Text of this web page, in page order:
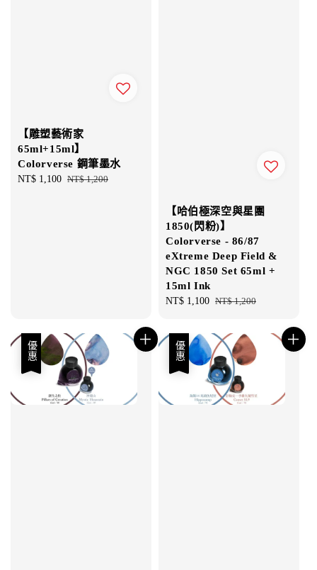
【雕塑藝術家
65ml+15ml】
Colorverse 鋼筆墨水
Sale
NT$ 1,100 Regular
NT$ 1,200
【哈伯極深空與星團
1850(閃粉)】
Colorverse - 86/87
eXtreme Deep Field &
NGC 1850 Set 65ml +
15ml Ink
Sale
NT$ 1,100 Regular
NT$ 1,200
優惠 優惠